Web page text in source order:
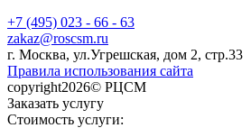
+7 (495) 023 - 66 - 63
zakaz@roscsm.ru
г. Москва, ул.Угрешская, дом 2, стр.33
Правила использования сайта
copyright2026© РЦСМ
Заказать услугу
Стоимость услуги: